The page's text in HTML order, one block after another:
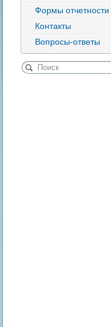
Формы отчетности
Контакты
Вопросы-ответы